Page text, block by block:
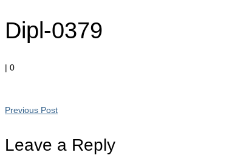
Dipl-0379
| 0
Previous Post
Leave a Reply